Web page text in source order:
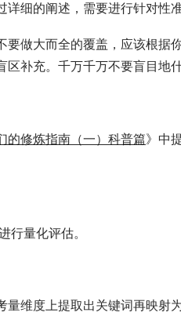
详细的阐述，需要进行针对性
做大而全的覆盖，应该根据
补充。千万千万不要盲目地
的修炼指南（一）科普篇》中
行量化评估。
维度上提取出关键词再映射为